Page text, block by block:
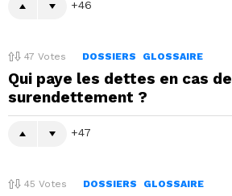
46
47 Votes DOSSIERS GLOSSAIRE
Qui paye les dettes en cas de
surendettement ?
47
45 Votes DOSSIERS GLOSSAIRE